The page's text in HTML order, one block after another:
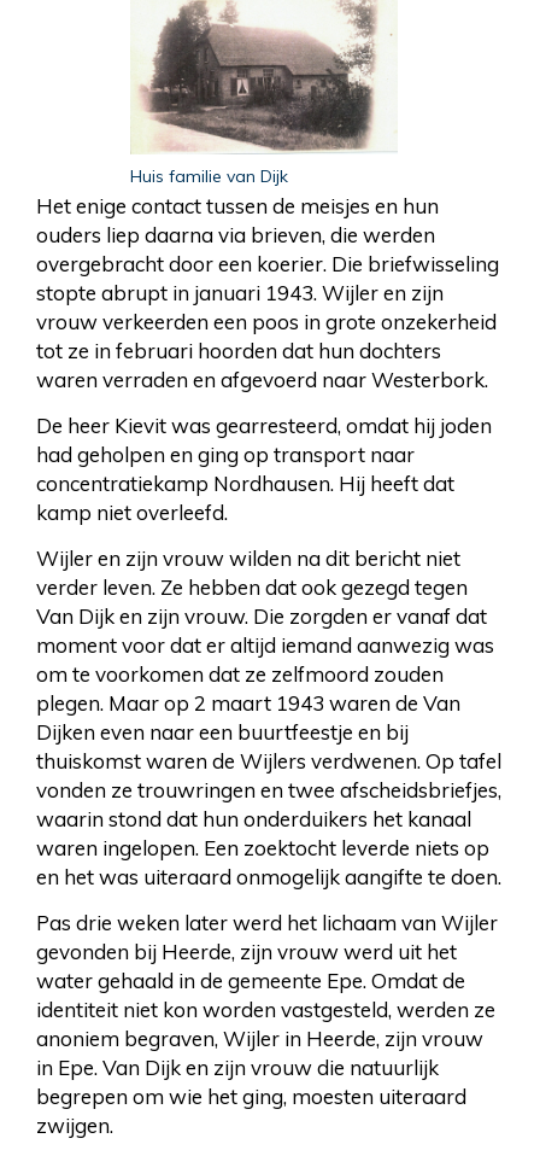
Huis familie van Dijk
Het enige contact tussen de meisjes en hun
ouders liep daarna via brieven, die werden
overgebracht door een koerier. Die briefwisseling
stopte abrupt in januari 1943. Wijler en zijn
vrouw verkeerden een poos in grote onzekerheid
tot ze in februari hoorden dat hun dochters
waren verraden en afgevoerd naar Westerbork.
De heer Kievit was gearresteerd, omdat hij joden
had geholpen en ging op transport naar
concentratiekamp Nordhausen. Hij heeft dat
kamp niet overleefd.
Wijler en zijn vrouw wilden na dit bericht niet
verder leven. Ze hebben dat ook gezegd tegen
Van Dijk en zijn vrouw. Die zorgden er vanaf dat
moment voor dat er altijd iemand aanwezig was
om te voorkomen dat ze zelfmoord zouden
plegen. Maar op 2 maart 1943 waren de Van
Dijken even naar een buurtfeestje en bij
thuiskomst waren de Wijlers verdwenen. Op tafel
vonden ze trouwringen en twee afscheidsbriefjes,
waarin stond dat hun onderduikers het kanaal
waren ingelopen. Een zoektocht leverde niets op
en het was uiteraard onmogelijk aangifte te doen.
Pas drie weken later werd het lichaam van Wijler
gevonden bij Heerde, zijn vrouw werd uit het
water gehaald in de gemeente Epe. Omdat de
identiteit niet kon worden vastgesteld, werden ze
anoniem begraven, Wijler in Heerde, zijn vrouw
in Epe. Van Dijk en zijn vrouw die natuurlijk
begrepen om wie het ging, moesten uiteraard
zwijgen.